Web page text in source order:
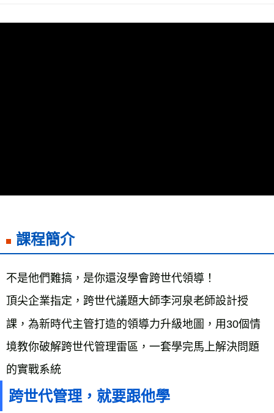
課程簡介
不是他們難搞，是你還沒學會跨世代領導！
頂尖企業指定，跨世代議題大師李河泉老師設計授
課，為新時代主管打造的領導力升級地圖，用30個情
境教你破解跨世代管理雷區，一套學完馬上解決問題
的實戰系統
跨世代管理，就要跟他學